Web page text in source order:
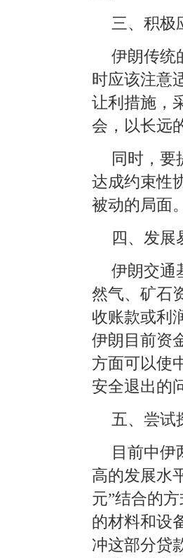
三、积极
伊朗传统
时应该注意
让利措施，
会，以长远
同时，要
达成约束性
被动的局面
四、发展
伊朗交通
然气、矿石
收账款或利
伊朗目前资
方面可以使
安全退出的
五、尝试
目前中伊
高的发展水
元”结合的
的材料和设
冲这部分贷